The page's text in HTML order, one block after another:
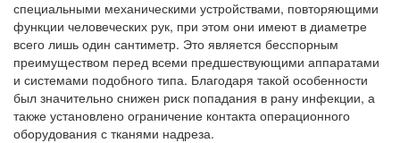
специальными механическими устройствами, повторяющими
функции человеческих рук, при этом они имеют в диаметре
всего лишь один сантиметр. Это является бесспорным
преимуществом перед всеми предшествующими аппаратами
и системами подобного типа. Благодаря такой особенности
был значительно снижен риск попадания в рану инфекции, а
также установлено ограничение контакта операционного
оборудования с тканями надреза.